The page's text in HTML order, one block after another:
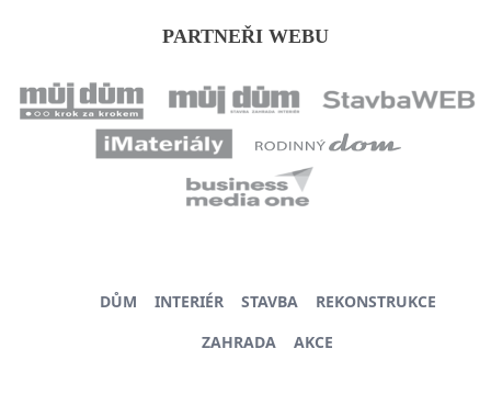
PARTNEŘI WEBU
DŮM INTERIÉR STAVBA
REKONSTRUKCE
ZAHRADA
AKCE